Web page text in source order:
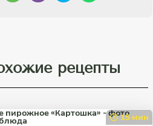
рецепты
15 мин